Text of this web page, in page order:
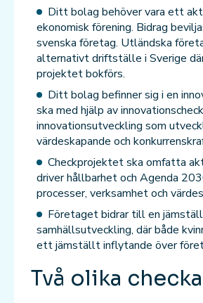
Ditt bolag behöver vara ett
ekonomisk förening. Bidrag
svenska företag. Utländska
alternativt driftställe i Sverige
projektet bokförs.
Ditt bolag befinner sig i en
ska med hjälp av
innovationsutveckling som
värdeskapande och
Checkprojektet ska omfatta
driver hållbarhet och Agenda
processer, verksamhet och
Företaget bidrar till en
samhällsutveckling, där både
ett jämställt inflytande över
Två olika